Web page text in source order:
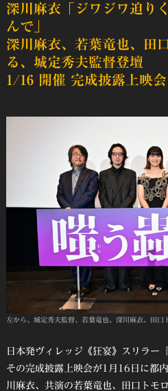
深川麻衣「ジワジワ迫り
んで」
深川麻衣、若葉竜也、田
る、城定秀夫監督登壇
1/16 開催 完成披露上映会
左から、城定秀夫監督、若葉竜也、深川麻衣、田口
日本発ヴィレッジ《狂宴》スリラー
その完成披露上映会が1月16日に都
川麻衣、共演の若葉竜也、田口トモ